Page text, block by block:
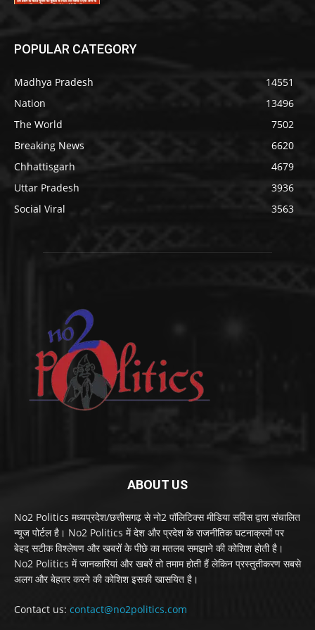
POPULAR CATEGORY
Madhya Pradesh
14551
Nation
13496
The World
7502
Breaking News
6620
Chhattisgarh
4679
Uttar Pradesh
3936
Social Viral
3563
ABOUT US
No2 Politics मध्यप्रदेश/छत्तीसगढ़ से नो2 पॉलिटिक्स मीडिया सर्विस द्वारा संचालित
न्यूज पोर्टल है। No2 Politics में देश और प्रदेश के राजनीतिक घटनाक्रमों पर
बेहद सटीक विश्लेषण और खबरों के पीछे का मतलब समझाने की कोशिश होती है।
No2 Politics में जानकारियां और खबरें तो तमाम होती हैं लेकिन प्रस्तुतीकरण सबसे
अलग और बेहतर करने की कोशिश इसकी खासयित है।
Contact us: contact@no2politics.com